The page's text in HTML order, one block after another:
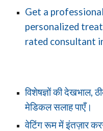
Get a
personalized
rated consultant
विशेषज्ञों की देखभाल,
मेडिकल सलाह पाएँ।
वेटिंग रूम में इंतज़ार